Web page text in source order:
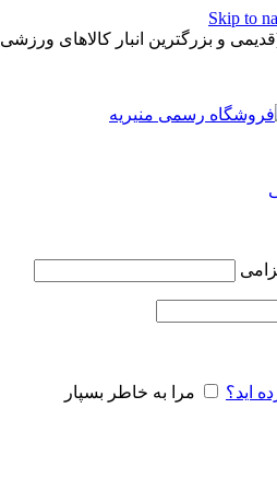
Skip to
و بزرگترین انبار کالاهای ورزشی
اید؟ مرا به خاطر بسپار